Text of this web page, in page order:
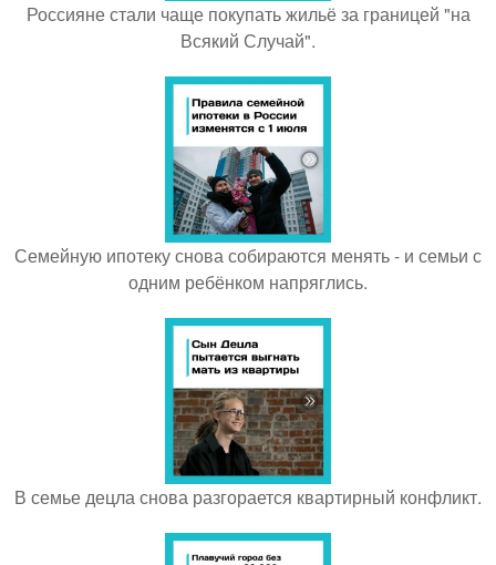
Россияне стали чаще покупать жильё за границей "на
Всякий Случай".
Семейную ипотеку снова собираются менять - и семьи с
одним ребёнком напряглись.
В семье децла снова разгорается квартирный конфликт.